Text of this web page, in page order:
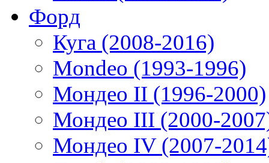
Форд
Куга (2008-2016)
Mondeo (1993-1996)
Мондео II (1996-2000)
Мондео III (2000-
Мондео IV (2007-